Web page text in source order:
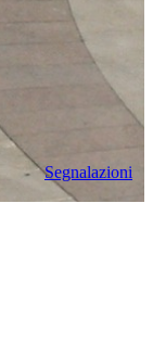
Segnalazioni